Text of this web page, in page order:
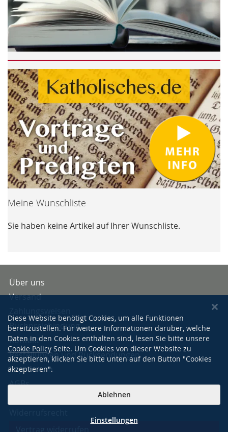
Meine Wunschliste
Sie haben keine Artikel auf Ihrer Wunschliste.
Über uns
Versand
Buchpreisbindung
Kontakt
Bestellungen und Rücksendungen
Impressum
AGBs
Diese Website benötigt Cookies, um alle Funktionen
bereitzustellen. Für weitere Informationen darüber, welche
Daten in den Cookies enthalten sind, lesen Sie bitte unsere
Cookie Policy Seite. Um Cookies von dieser Website zu
akzeptieren, klicken Sie bitte unten auf den Button "Cookies
akzeptieren".
Ablehnen
Einstellungen